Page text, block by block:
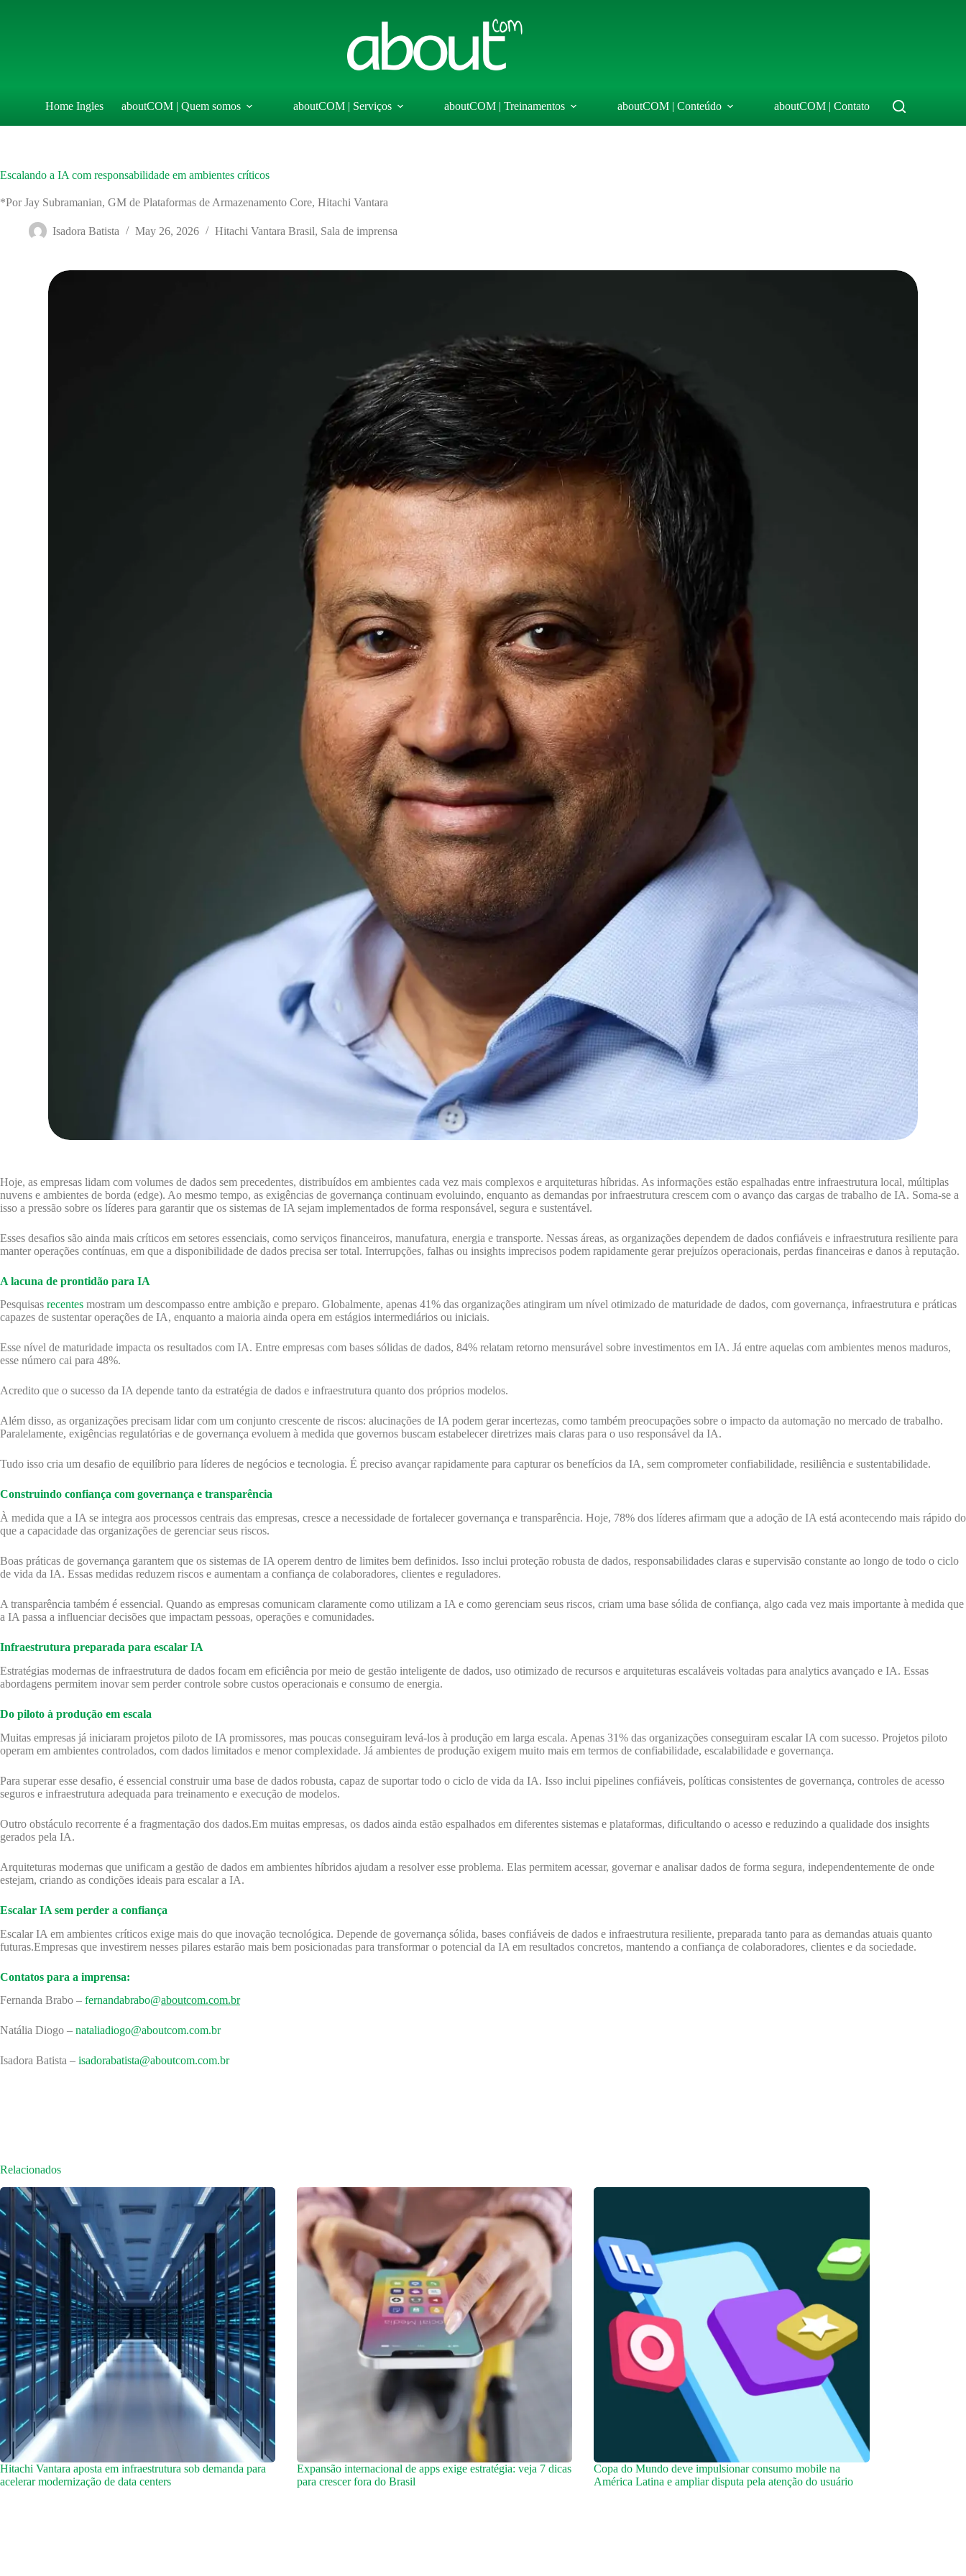
Home Ingles aboutCOM | Quem somos aboutCOM | Serviços aboutCOM | Treinamentos aboutCOM | Conteúdo aboutCOM | Contato
Escalando a IA com responsabilidade em ambientes críticos
*Por Jay Subramanian, GM de Plataformas de Armazenamento Core, Hitachi Vantara
Isadora Batista May 26, 2026 Hitachi Vantara Brasil, Sala de imprensa
Hoje, as empresas lidam com volumes de dados sem precedentes, distribuídos em ambientes cada vez mais complexos e arquiteturas híbridas. As informações estão espalhadas entre infraestrutura local, múltiplas
nuvens e ambientes de borda (edge). Ao mesmo tempo, as exigências de governança continuam evoluindo, enquanto as demandas por infraestrutura crescem com o avanço das cargas de trabalho de IA. Soma-se a
isso a pressão sobre os líderes para garantir que os sistemas de IA sejam implementados de forma responsável, segura e sustentável.
Esses desafios são ainda mais críticos em setores essenciais, como serviços financeiros, manufatura, energia e transporte. Nessas áreas, as organizações dependem de dados confiáveis e infraestrutura resiliente para
manter operações contínuas, em que a disponibilidade de dados precisa ser total. Interrupções, falhas ou insights imprecisos podem rapidamente gerar prejuízos operacionais, perdas financeiras e danos à reputação.
A lacuna de prontidão para IA
Pesquisas recentes mostram um descompasso entre ambição e preparo. Globalmente, apenas 41% das organizações atingiram um nível otimizado de maturidade de dados, com governança, infraestrutura e práticas
capazes de sustentar operações de IA, enquanto a maioria ainda opera em estágios intermediários ou iniciais.
Esse nível de maturidade impacta os resultados com IA. Entre empresas com bases sólidas de dados, 84% relatam retorno mensurável sobre investimentos em IA. Já entre aquelas com ambientes menos maduros,
esse número cai para 48%.
Acredito que o sucesso da IA depende tanto da estratégia de dados e infraestrutura quanto dos próprios modelos.
Além disso, as organizações precisam lidar com um conjunto crescente de riscos: alucinações de IA podem gerar incertezas, como também preocupações sobre o impacto da automação no mercado de trabalho.
Paralelamente, exigências regulatórias e de governança evoluem à medida que governos buscam estabelecer diretrizes mais claras para o uso responsável da IA.
Tudo isso cria um desafio de equilíbrio para líderes de negócios e tecnologia. É preciso avançar rapidamente para capturar os benefícios da IA, sem comprometer confiabilidade, resiliência e sustentabilidade.
Construindo confiança com governança e transparência
À medida que a IA se integra aos processos centrais das empresas, cresce a necessidade de fortalecer governança e transparência. Hoje, 78% dos líderes afirmam que a adoção de IA está acontecendo mais rápido do
que a capacidade das organizações de gerenciar seus riscos.
Boas práticas de governança garantem que os sistemas de IA operem dentro de limites bem definidos. Isso inclui proteção robusta de dados, responsabilidades claras e supervisão constante ao longo de todo o ciclo
de vida da IA. Essas medidas reduzem riscos e aumentam a confiança de colaboradores, clientes e reguladores.
A transparência também é essencial. Quando as empresas comunicam claramente como utilizam a IA e como gerenciam seus riscos, criam uma base sólida de confiança, algo cada vez mais importante à medida que
a IA passa a influenciar decisões que impactam pessoas, operações e comunidades.
Infraestrutura preparada para escalar IA
Estratégias modernas de infraestrutura de dados focam em eficiência por meio de gestão inteligente de dados, uso otimizado de recursos e arquiteturas escaláveis voltadas para analytics avançado e IA. Essas
abordagens permitem inovar sem perder controle sobre custos operacionais e consumo de energia.
Do piloto à produção em escala
Muitas empresas já iniciaram projetos piloto de IA promissores, mas poucas conseguiram levá-los à produção em larga escala. Apenas 31% das organizações conseguiram escalar IA com sucesso. Projetos piloto
operam em ambientes controlados, com dados limitados e menor complexidade. Já ambientes de produção exigem muito mais em termos de confiabilidade, escalabilidade e governança.
Para superar esse desafio, é essencial construir uma base de dados robusta, capaz de suportar todo o ciclo de vida da IA. Isso inclui pipelines confiáveis, políticas consistentes de governança, controles de acesso
seguros e infraestrutura adequada para treinamento e execução de modelos.
Outro obstáculo recorrente é a fragmentação dos dados.Em muitas empresas, os dados ainda estão espalhados em diferentes sistemas e plataformas, dificultando o acesso e reduzindo a qualidade dos insights
gerados pela IA.
Arquiteturas modernas que unificam a gestão de dados em ambientes híbridos ajudam a resolver esse problema. Elas permitem acessar, governar e analisar dados de forma segura, independentemente de onde
estejam, criando as condições ideais para escalar a IA.
Escalar IA sem perder a confiança
Escalar IA em ambientes críticos exige mais do que inovação tecnológica. Depende de governança sólida, bases confiáveis de dados e infraestrutura resiliente, preparada tanto para as demandas atuais quanto
futuras.Empresas que investirem nesses pilares estarão mais bem posicionadas para transformar o potencial da IA em resultados concretos, mantendo a confiança de colaboradores, clientes e da sociedade.
Contatos para a imprensa:
Fernanda Brabo – fernandabrabo@aboutcom.com.br
Natália Diogo – nataliadiogo@aboutcom.com.br
Isadora Batista – isadorabatista@aboutcom.com.br
Relacionados
Hitachi Vantara aposta em infraestrutura sob demanda para
acelerar modernização de data centers
Expansão internacional de apps exige estratégia: veja 7 dicas
para crescer fora do Brasil
Copa do Mundo deve impulsionar consumo mobile na
América Latina e ampliar disputa pela atenção do usuário